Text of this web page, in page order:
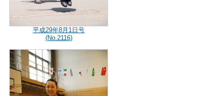
平成29年8月1日号
(No.2116)